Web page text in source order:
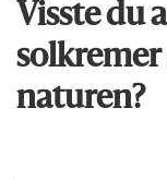
Visste du
naturen?